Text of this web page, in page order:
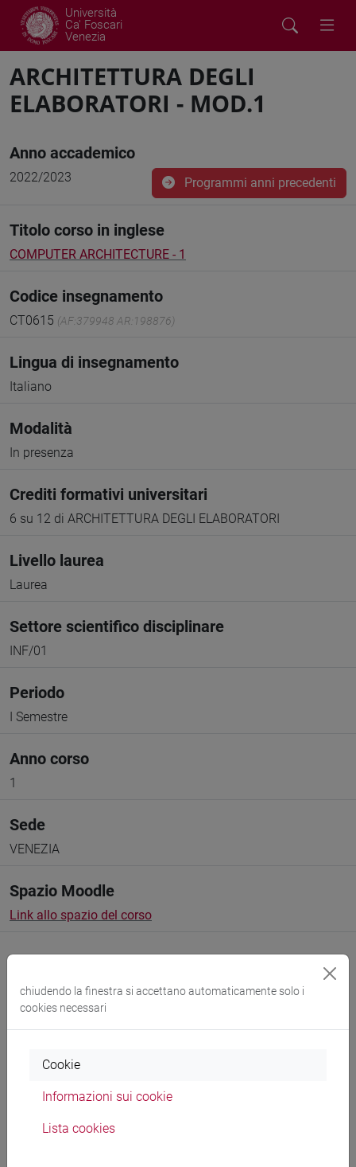
Università
Ca' Foscari
Venezia
ARCHITETTURA DEGLI
ELABORATORI - MOD.1
Anno accademico
2022/2023 Programmi anni precedenti
Titolo corso in inglese
COMPUTER ARCHITECTURE - 1
Codice insegnamento
CT0615 (AF:379948 AR:198876)
Lingua di insegnamento
Italiano
Modalità
In presenza
Crediti formativi universitari
6 su 12 di ARCHITETTURA DEGLI ELABORATORI
Livello laurea
Laurea
Settore scientifico disciplinare
INF/01
Periodo
I Semestre
Anno corso
1
Sede
VENEZIA
Spazio Moodle
Link allo spazio del corso
Programma
Docenti
chiudendo la finestra si accettano automaticamente solo i
cookies necessari
Cookie
Informazioni sui cookie
Lista cookies